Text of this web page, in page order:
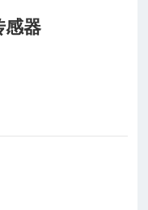
感器
输出的装置，主要有S
桥式、柱筒式等几种样